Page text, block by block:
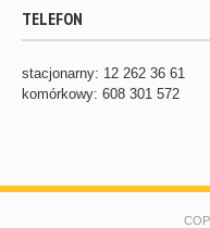
TELEFON
stacjonarny: 12 262 36 61
komórkowy: 608 301 572